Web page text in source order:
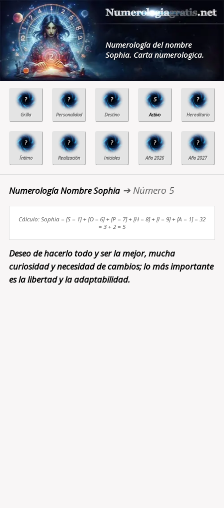
Numerología del nombre
Sophia. Carta numerologica.
? ? ? 5 ?
? ? ? ? ?
Numerología Nombre Sophia➔ Número 5
Cálculo: Sophia = [S = 1] + [O = 6] + [P = 7] + [H = 8] + [I = 9] + [A = 1] = 32
= 3 + 2 = 5
Deseo de hacerlo todo y ser la mejor, mucha
curiosidad y necesidad de cambios; lo más importante
es la libertad y la adaptabilidad.